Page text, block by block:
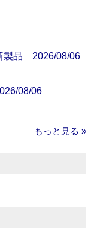
製品 2026/08/06
08/06
もっと見る »